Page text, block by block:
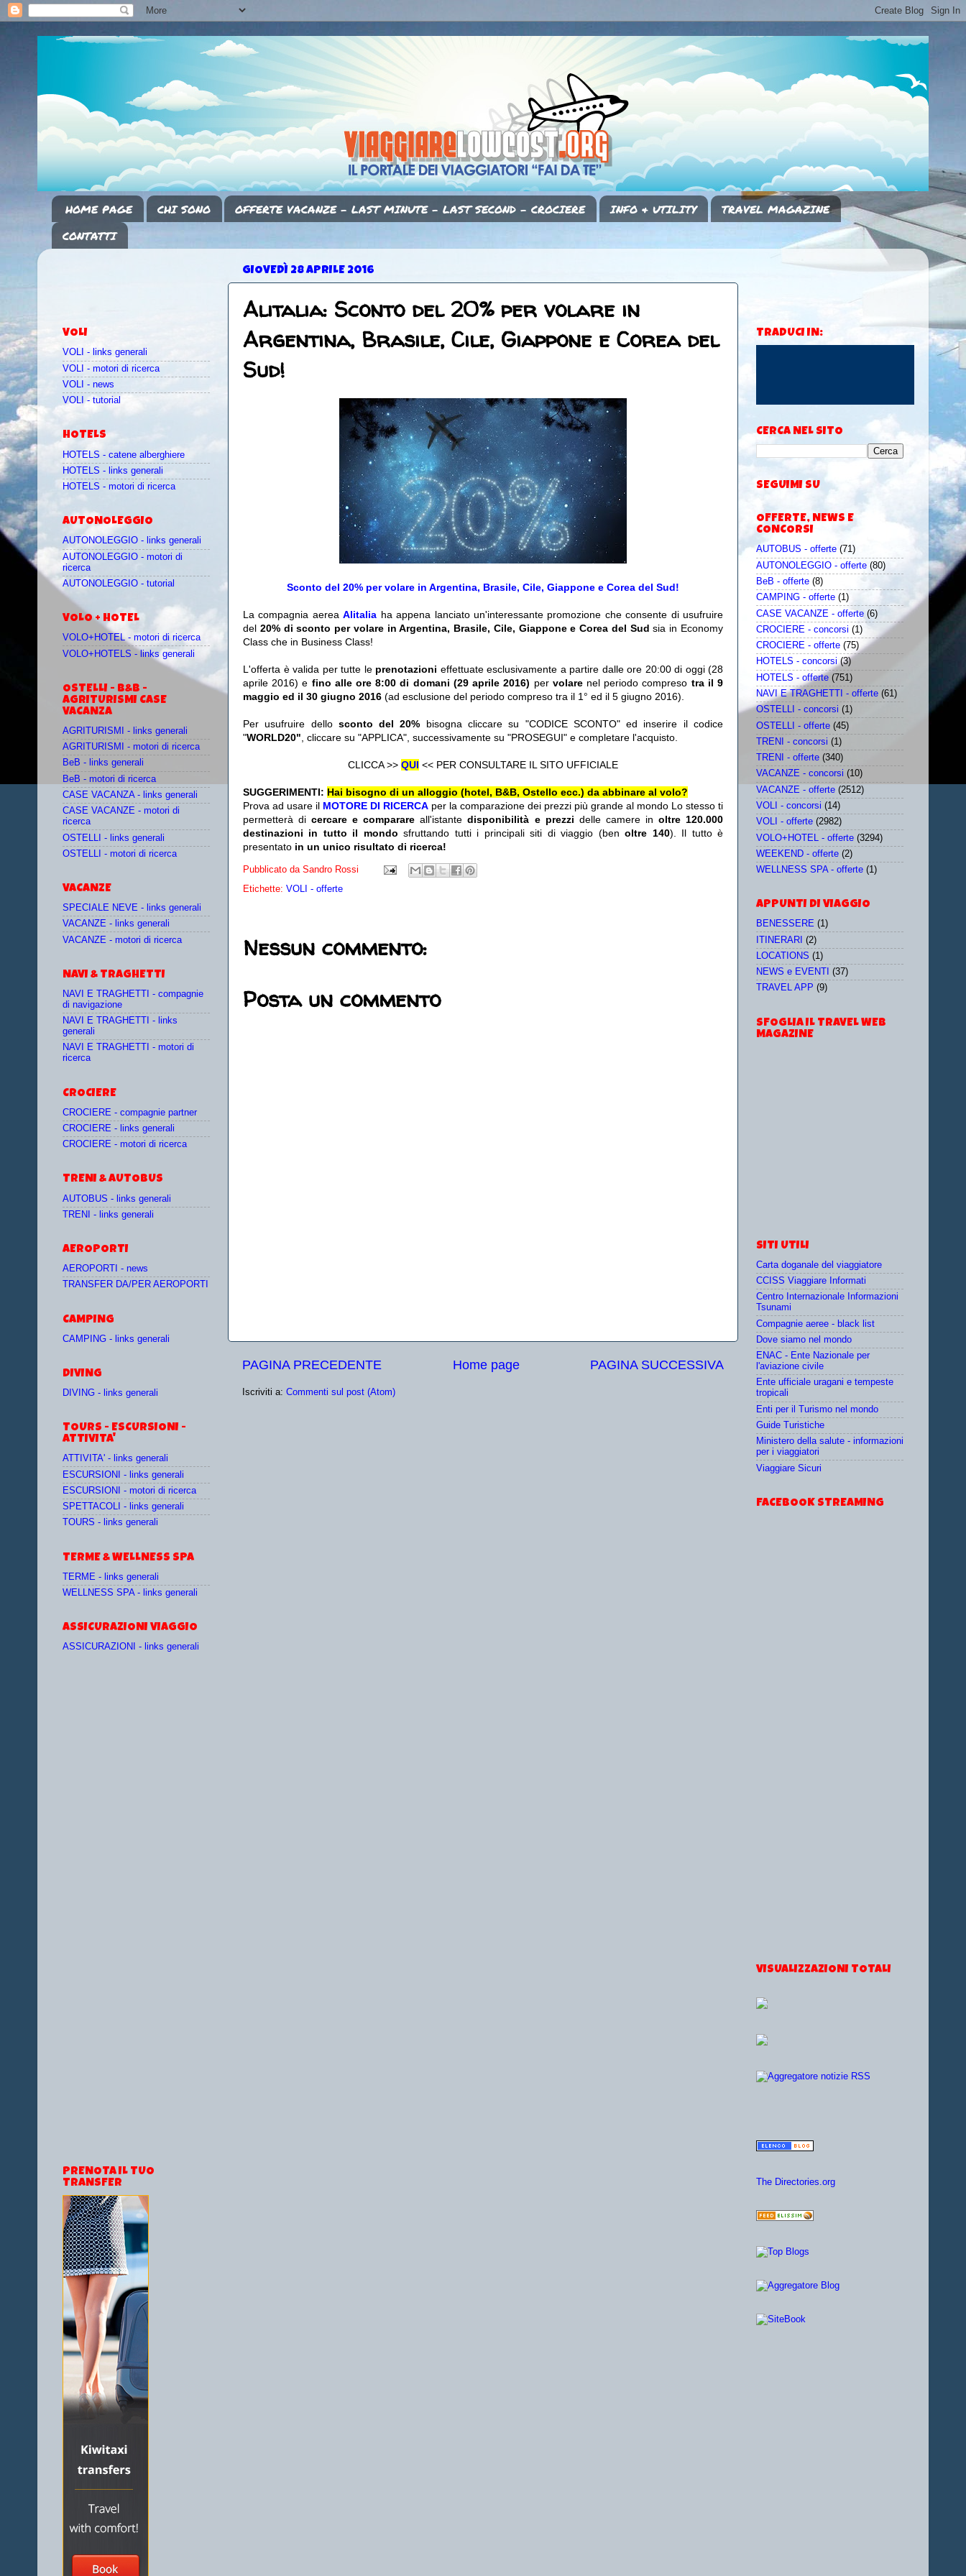
HOME PAGE CHI SONO OFFERTE VACANZE - LAST MINUTE - LAST SECOND - CROCIERE INFO & UTILITY
TRAVEL MAGAZINE
CONTATTI
GIOVEDÌ 28 APRILE 2016
Alitalia: Sconto del 20% per volare in
Argentina, Brasile, Cile, Giappone e Corea del
Sud!
Sconto del 20% per volare in Argentina, Brasile, Cile, Giappone e Corea del Sud!
La compagnia aereaAlitalia ha appena lanciato un'interessante promozione che consente di usufruire
del 20% di sconto per volare in Argentina, Brasile, Cile, Giappone e Corea del Sudsia in Economy
Class che in Business Class!
L'offerta è valida per tutte le prenotazioni effettuate esclusivamente a partire dalle ore 20:00 di oggi (28
aprile 2016) e fino alle ore 8:00 di domani (29 aprile 2016) per volarenel periodo compreso tra il 9
maggio ed il 30 giugno 2016 (ad esclusione del periodo compreso tra il 1° ed il 5 giugno 2016).
Per usufruire dello sconto del 20% bisogna cliccare su "CODICE SCONTO" ed inserire il codice
"WORLD20" , cliccare su "APPLICA", successivamente su "PROSEGUI" e completare l'acquisto.
CLICCA >> QUI << PER CONSULTARE IL SITO UFFICIALE
SUGGERIMENTI: Hai bisogno di un alloggio (hotel, B&B, Ostello ecc.) da abbinare al volo?
Prova ad usare il MOTORE DI RICERCA per la comparazione dei prezzi più grande al mondo Lo stesso ti
permetterà dicercare e comparareall'istantedisponibilità e prezzi delle camere in oltre 120.000
destinazioni in tutto il mondo sfruttando tutti i principali siti di viaggio (benoltre 140). Il tutto è
presentato in un unico risultato di ricerca!
Pubblicato da Sandro Rossi
Etichette: VOLI - offerte
Nessun commento:
Posta un commento
PAGINA PRECEDENTE PAGINA SUCCESSIVA
Home page
Iscriviti a: Commenti sul post (Atom)
VOLI
VOLI - links generali
VOLI - motori di ricerca
VOLI - news
VOLI - tutorial
HOTELS
HOTELS - catene alberghiere
HOTELS - links generali
HOTELS - motori di ricerca
AUTONOLEGGIO
AUTONOLEGGIO - links generali
AUTONOLEGGIO - motori di
ricerca
AUTONOLEGGIO - tutorial
VOLO + HOTEL
VOLO+HOTEL - motori di ricerca
VOLO+HOTELS - links generali
OSTELLI - B&B -
AGRITURISMI CASE
VACANZA
AGRITURISMI - links generali
AGRITURISMI - motori di ricerca
BeB - links generali
BeB - motori di ricerca
CASE VACANZA - links generali
CASE VACANZE - motori di
ricerca
OSTELLI - links generali
OSTELLI - motori di ricerca
VACANZE
SPECIALE NEVE - links generali
VACANZE - links generali
VACANZE - motori di ricerca
NAVI & TRAGHETTI
NAVI E TRAGHETTI - compagnie
di navigazione
NAVI E TRAGHETTI - links
generali
NAVI E TRAGHETTI - motori di
ricerca
CROCIERE
CROCIERE - compagnie partner
CROCIERE - links generali
CROCIERE - motori di ricerca
TRENI & AUTOBUS
AUTOBUS - links generali
TRENI - links generali
AEROPORTI
AEROPORTI - news
TRANSFER DA/PER AEROPORTI
CAMPING
CAMPING - links generali
DIVING
DIVING - links generali
TOURS - ESCURSIONI -
ATTIVITA'
ATTIVITA' - links generali
ESCURSIONI - links generali
ESCURSIONI - motori di ricerca
SPETTACOLI - links generali
TOURS - links generali
TERME & WELLNESS SPA
TERME - links generali
WELLNESS SPA - links generali
ASSICURAZIONI VIAGGIO
ASSICURAZIONI - links generali
PRENOTA IL TUO
TRANSFER
TRADUCI IN:
CERCA NEL SITO
SEGUIMI SU
OFFERTE, NEWS E
CONCORSI
AUTOBUS - offerte (71)
AUTONOLEGGIO - offerte (80)
BeB - offerte (8)
CAMPING - offerte (1)
CASE VACANZE - offerte (6)
CROCIERE - concorsi (1)
CROCIERE - offerte (75)
HOTELS - concorsi (3)
HOTELS - offerte (751)
NAVI E TRAGHETTI - offerte (61)
OSTELLI - concorsi (1)
OSTELLI - offerte (45)
TRENI - concorsi (1)
TRENI - offerte (340)
VACANZE - concorsi (10)
VACANZE - offerte (2512)
VOLI - concorsi (14)
VOLI - offerte (2982)
VOLO+HOTEL - offerte (3294)
WEEKEND - offerte (2)
WELLNESS SPA - offerte (1)
APPUNTI DI VIAGGIO
BENESSERE (1)
ITINERARI (2)
LOCATIONS (1)
NEWS e EVENTI
(37)
TRAVEL APP (9)
SFOGLIA IL TRAVEL WEB
MAGAZINE
SITI UTILI
Carta doganale del viaggiatore
CCISS Viaggiare Informati
Centro Internazionale Informazioni
Tsunami
Compagnie aeree - black list
Dove siamo nel mondo
ENAC - Ente Nazionale per
l'aviazione civile
Ente ufficiale uragani e tempeste
tropicali
Enti per il Turismo nel mondo
Guide Turistiche
Ministero della salute - informazioni
per i viaggiatori
Viaggiare Sicuri
FACEBOOK STREAMING
VISUALIZZAZIONI TOTALI
The Directories.org